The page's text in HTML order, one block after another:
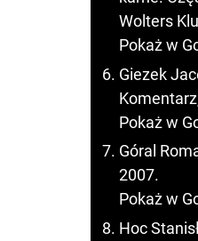
Wolters
Pokaż w
Giezek
Pokaż w
Góral
2007.
Pokaż w
Hoc